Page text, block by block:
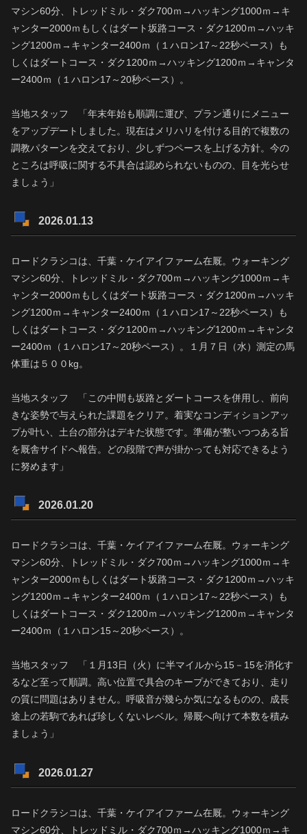
マシン60分、トレッドミル・ダク700ｍ→ハッキング1000ｍ→キ
ャンター2000ｍもしくはダート坂路コース・ダク1200ｍ→ハッキ
ング1200ｍ→キャンター2400ｍ（１ハロン17～22秒ペース）も
しくはダートコース・ダク1200ｍ→ハッキング1200ｍ→キャンタ
ー2400ｍ（１ハロン17～20秒ペース）。
当地スタッフ 「年末年始も順調に運び、プラン通りにメニュー
をアップデートしました。現在はメリハリを付ける目的で複数の
調教パターンを交えており、少しずつペースを上げる方針。今の
ところは呼吸に関する不具合は認められないものの、目を光らせ
ましょう」
2026.01.13
ロードクラシコは、千葉・ケイアイファーム在厩。ウォーキング
マシン60分、トレッドミル・ダク700ｍ→ハッキング1000ｍ→キ
ャンター2000ｍもしくはダート坂路コース・ダク1200ｍ→ハッキ
ング1200ｍ→キャンター2400ｍ（１ハロン17～22秒ペース）も
しくはダートコース・ダク1200ｍ→ハッキング1200ｍ→キャンタ
ー2400ｍ（１ハロン17～20秒ペース）。１月７日（水）測定の馬
体重は５００kg。
当地スタッフ 「この中間も坂路とダートコースを併用し、前向
きな姿勢で与えられた課題をクリア。着実なコンディションアッ
プが叶い、土台の部分はデキた状態です。準備が整いつつある旨
を厩舎サイドへ報告。どの段階で声が掛かっても対応できるよう
に努めます」
2026.01.20
ロードクラシコは、千葉・ケイアイファーム在厩。ウォーキング
マシン60分、トレッドミル・ダク700ｍ→ハッキング1000ｍ→キ
ャンター2000ｍもしくはダート坂路コース・ダク1200ｍ→ハッキ
ング1200ｍ→キャンター2400ｍ（１ハロン17～22秒ペース）も
しくはダートコース・ダク1200ｍ→ハッキング1200ｍ→キャンタ
ー2400ｍ（１ハロン15～20秒ペース）。
当地スタッフ 「１月13日（火）に半マイルから15－15を消化す
るなど至って順調。高い位置で具合のキープができており、走り
の質に問題はありません。呼吸音が幾らか気になるものの、成長
途上の若駒であれば珍しくないレベル。帰厩へ向けて本数を積み
ましょう」
2026.01.27
ロードクラシコは、千葉・ケイアイファーム在厩。ウォーキング
マシン60分、トレッドミル・ダク700ｍ→ハッキング1000ｍ→キ